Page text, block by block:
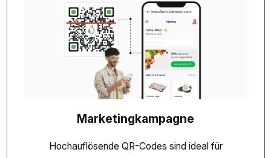
Marketingkampagne
Hochauflösende QR-Codes sind ideal für